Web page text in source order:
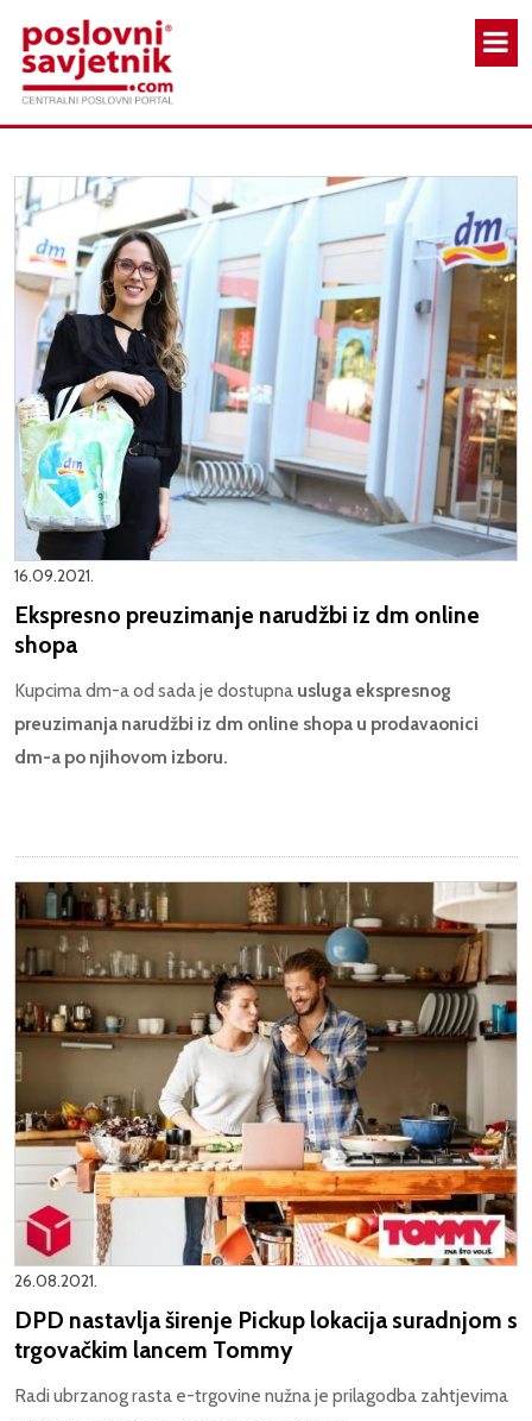
16.09.2021.
Ekspresno preuzimanje narudžbi iz dm online
shopa
Kupcima dm-a od sada je dostupna usluga ekspresnog
preuzimanja narudžbi iz dm online shopa u prodavaonici
dm-a po njihovom izboru.
26.08.2021.
DPD nastavlja širenje Pickup lokacija suradnjom s
trgovačkim lancem Tommy
Radi ubrzanog rasta e-trgovine nužna je prilagodba zahtjevima